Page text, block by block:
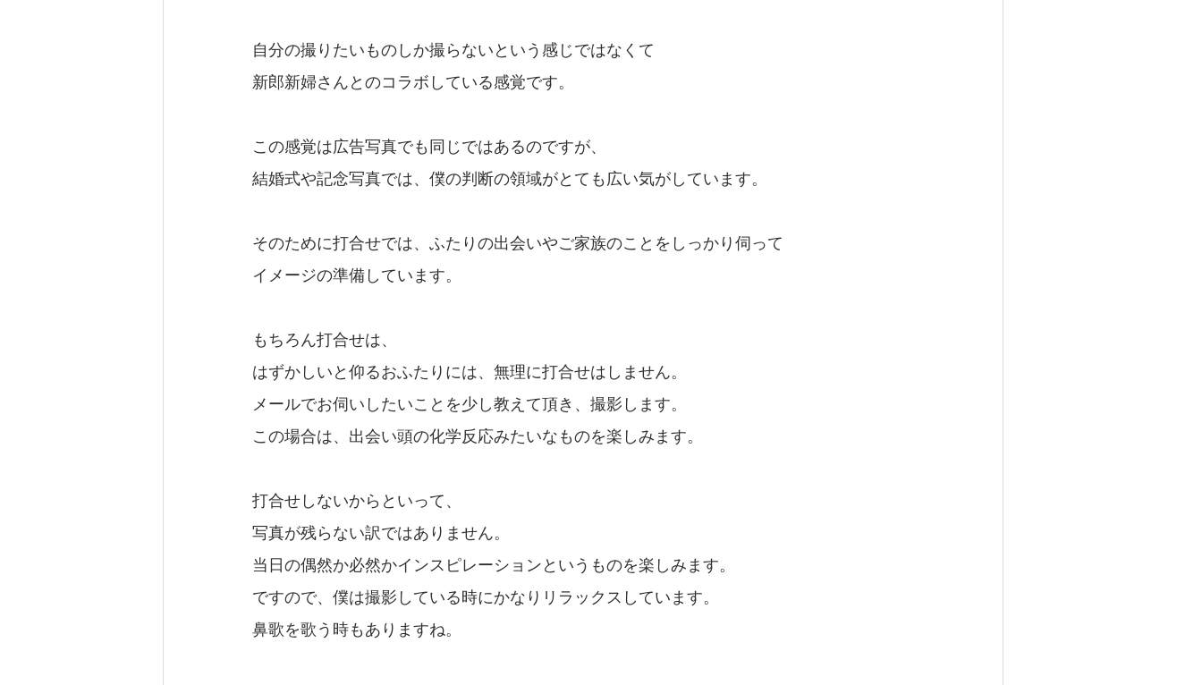
自分の撮りたいものしか撮らないという感じではなくて
新郎新婦さんとのコラボしている感覚です。
この感覚は広告写真でも同じではあるのですが、
結婚式や記念写真では、僕の判断の領域がとても広い気がしています。
そのために打合せでは、ふたりの出会いやご家族のことをしっかり伺って
イメージの準備しています。
もちろん打合せは、
はずかしいと仰るおふたりには、無理に打合せはしません。
メールでお伺いしたいことを少し教えて頂き、撮影します。
この場合は、出会い頭の化学反応みたいなものを楽しみます。
打合せしないからといって、
写真が残らない訳ではありません。
当日の偶然か必然かインスピレーションというものを楽しみます。
ですので、僕は撮影している時にかなりリラックスしています。
鼻歌を歌う時もありますね。